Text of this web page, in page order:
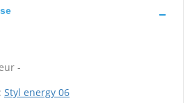
-
Styl energy 06